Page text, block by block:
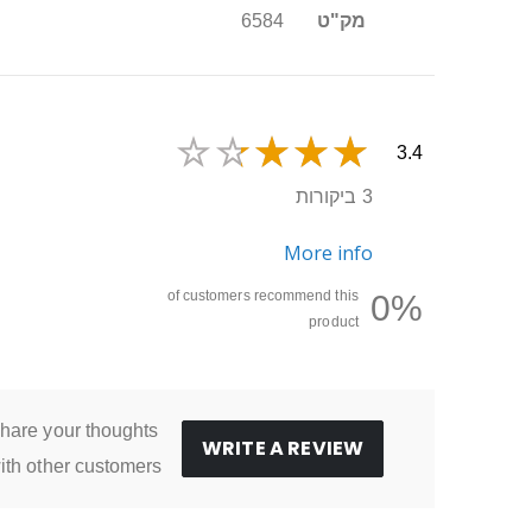
מק"ט 6584
3.4
3 ביקורות
More info
0%
of customers recommend this
product
WRITE A REVIEW
your thoughts
other customers